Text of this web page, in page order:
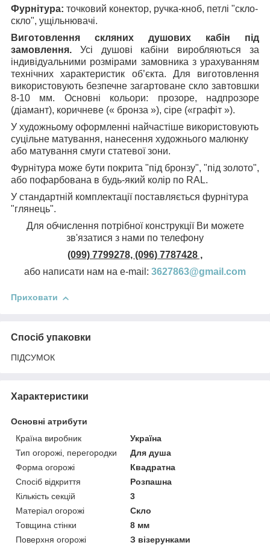
Фурнітура: точковий конектор, ручка-кноб, петлі "скло-
скло", ущільнювачі.
Виготовлення скляних душових кабін під
замовлення. Усі душові кабіни виробляються за
індивідуальними розмірами замовника з урахуванням
технічних характеристик об’єкта. Для виготовлення
використовують безпечне загартоване скло завтовшки
8-10 мм. Основні кольори: прозоре, надпрозоре
(діамант), коричневе (« бронза »), сіре («графіт »).
У художньому оформленні найчастіше використовують
суцільне матування, нанесення художнього малюнку
або матування смуги статевої зони.
Фурнітура може бути покрита "під бронзу", "під золото",
або пофарбована в будь-який колір по RAL.
У стандартній комплектації поставляється фурнітура
"глянець".
Для обчислення потрібної конструкції Ви можете
зв'язатися з нами по телефону
(099) 7799278, (096) 7787428 ,
або написати нам на e-mail: 3627863@gmail.com
Приховати
Спосіб упаковки
ПІДСУМОК
Характеристики
Основні атрибути
Країна виробник
Україна
Тип огорожі, перегородки
Для душа
Форма огорожі
Квадратна
Спосіб відкриття
Розпашна
Кількість секцій
3
Матеріал огорожі
Скло
Товщина стінки
8 мм
Поверхня огорожі
З візерунками